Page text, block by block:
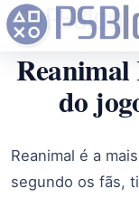
Reanimal
do
Reanimal é a
segundo os fãs,